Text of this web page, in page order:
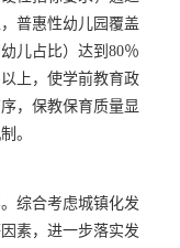
普惠性幼儿园覆盖
儿占比）达到80％
上，使学前教育政
，保教保育质量显
。
综合考虑城镇化发
素，进一步落实发